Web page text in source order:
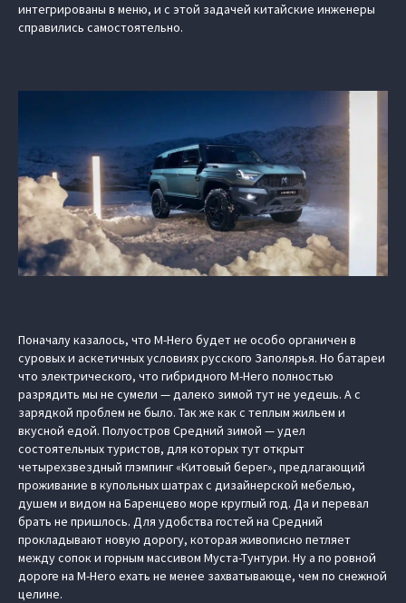
интегрированы в меню, и с этой задачей китайские инженеры
справились самостоятельно.
Поначалу казалось, что M-Hero будет не особо органичен в
суровых и аскетичных условиях русского Заполярья. Но батареи
что электрического, что гибридного M-Hero полностью
разрядить мы не сумели — далеко зимой тут не уедешь. А с
зарядкой проблем не было. Так же как с теплым жильем и
вкусной едой. Полуостров Средний зимой — удел
состоятельных туристов, для которых тут открыт
четырехзвездный глэмпинг «Китовый берег», предлагающий
проживание в купольных шатрах с дизайнерской мебелью,
душем и видом на Баренцево море круглый год. Да и перевал
брать не пришлось. Для удобства гостей на Средний
прокладывают новую дорогу, которая живописно петляет
между сопок и горным массивом Муста-Тунтури. Ну а по ровной
дороге на M-Hero ехать не менее захватывающе, чем по снежной
целине.